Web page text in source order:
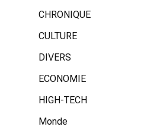
CHRONIQUE
CULTURE
DIVERS
ECONOMIE
HIGH-TECH
Monde